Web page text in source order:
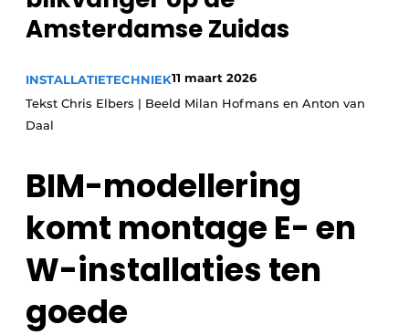
Vacature aanmelden
Amsterdamse Zuidas
INSTALLATIETECHNIEK11 maart 2026
Tekst Chris Elbers | Beeld Milan Hofmans en Anton van
Daal
BIM-modellering
komt montage E- en
W-installaties ten
goede